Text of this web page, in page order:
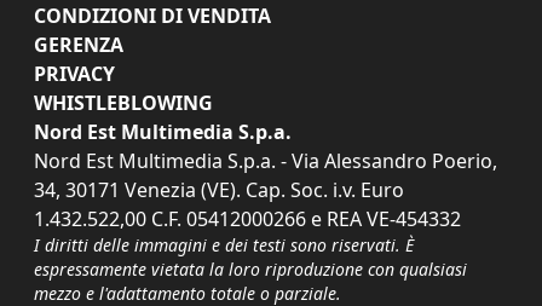
CONDIZIONI DI VENDITA
GERENZA
PRIVACY
WHISTLEBLOWING
Nord Est Multimedia S.p.a.
Nord Est Multimedia S.p.a. - Via Alessandro Poerio,
34, 30171 Venezia (VE). Cap. Soc. i.v. Euro
1.432.522,00 C.F. 05412000266 e REA VE-454332
I diritti delle immagini e dei testi sono riservati. È
espressamente vietata la loro riproduzione con qualsiasi
mezzo e l'adattamento totale o parziale.